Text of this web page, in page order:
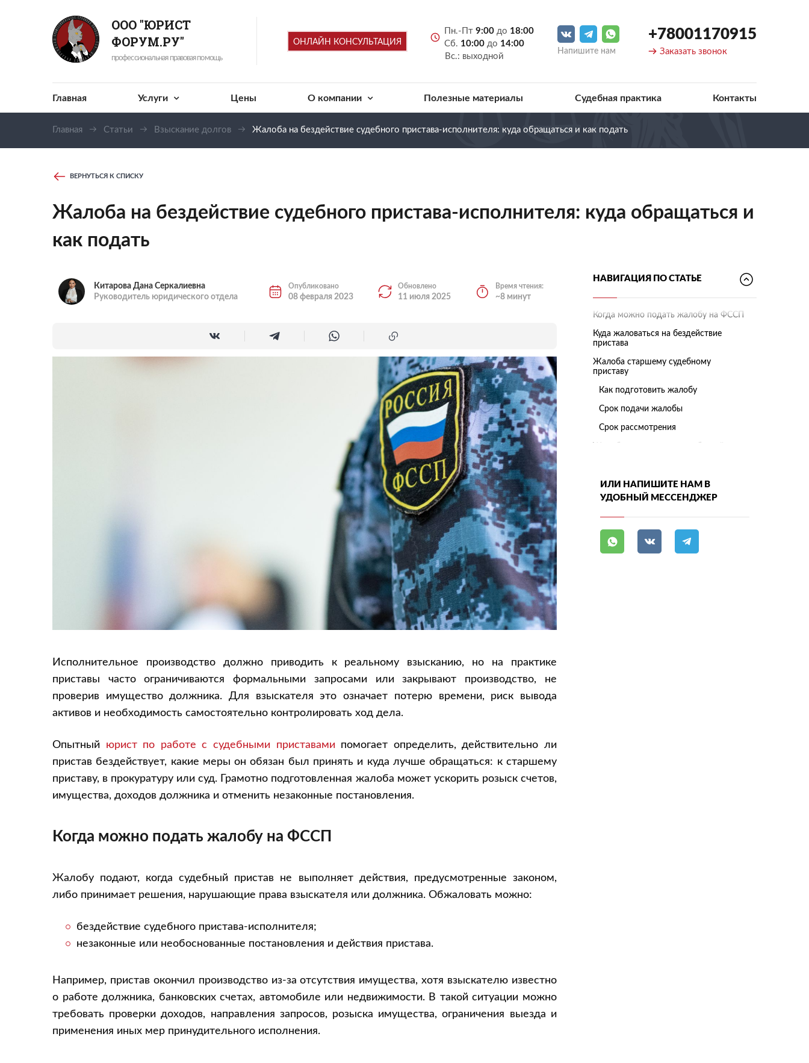
ООО "ЮРИСТ
ФОРУМ.РУ"
профессиональная правовая помощь
ОНЛАЙН КОНСУЛЬТАЦИЯ
Пн.-Пт 9:00 до 18:00
Сб. 10:00 до 14:00
Вс.: выходной
Напишите нам
+78001170915
Заказать звонок
Главная Услуги Цены О компании Полезные материалы Судебная практика Контакты
Главная Статьи Взыскание долгов Жалоба на бездействие судебного пристава-исполнителя: куда обращаться и как подать
ВЕРНУТЬСЯ К СПИСКУ
Жалоба на бездействие судебного пристава-исполнителя: куда обращаться и
как подать
Китарова Дана Серкалиевна
Руководитель юридического отдела
Опубликовано
08 февраля 2023
Обновлено
11 июля 2025
Время чтения:
~8 минут
Исполнительное производство должно приводить к реальному взысканию, но на практике
приставы часто ограничиваются формальными запросами или закрывают производство, не
проверив имущество должника. Для взыскателя это означает потерю времени, риск вывода
активов и необходимость самостоятельно контролировать ход дела.
Опытный юрист по работе с судебными приставамипомогает определить, действительно ли
пристав бездействует, какие меры он обязан был принять и куда лучше обращаться: к старшему
приставу, в прокуратуру или суд. Грамотно подготовленная жалоба может ускорить розыск счетов,
имущества, доходов должника и отменить незаконные постановления.
Когда можно подать жалобу на ФССП
Жалобу подают, когда судебный пристав не выполняет действия, предусмотренные законом,
либо принимает решения, нарушающие права взыскателя или должника. Обжаловать можно:
бездействие судебного пристава-исполнителя;
незаконные или необоснованные постановления и действия пристава.
Например, пристав окончил производство из-за отсутствия имущества, хотя взыскателю известно
о работе должника, банковских счетах, автомобиле или недвижимости. В такой ситуации можно
требовать проверки доходов, направления запросов, розыска имущества, ограничения выезда и
применения иных мер принудительного исполнения.
НАВИГАЦИЯ ПО СТАТЬЕ
Когда можно подать жалобу на ФССП
Куда жаловаться на бездействие
пристава
Жалоба старшему судебному
приставу
Как подготовить жалобу
Срок подачи жалобы
Срок рассмотрения
прокуратуру
Как подать и сколько ждать ответа
пристава
Как подготовить заявление
ИЛИ НАПИШИТЕ НАМ В
УДОБНЫЙ МЕССЕНДЖЕР